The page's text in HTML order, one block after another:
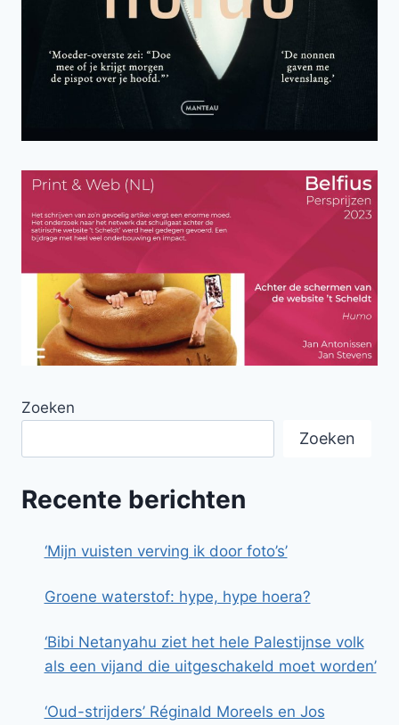
Zoeken
Zoeken
Recente berichten
‘Mijn vuisten verving ik door foto’s’
Groene waterstof: hype, hype hoera?
‘Bibi Netanyahu ziet het hele Palestijnse volk
als een vijand die uitgeschakeld moet worden’
‘Oud-strijders’ Réginald Moreels en Jos